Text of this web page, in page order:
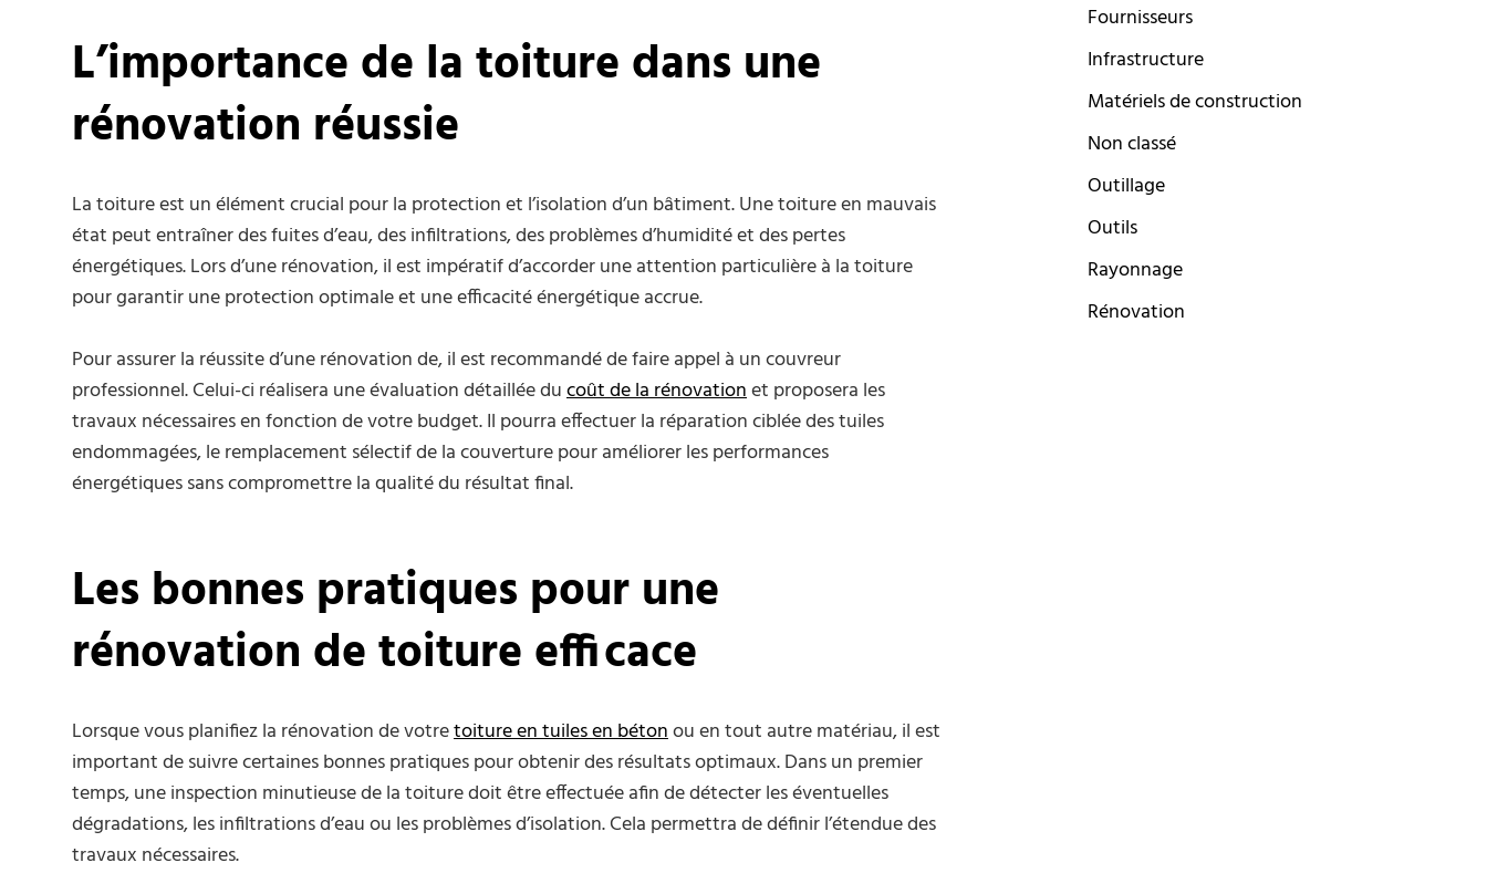
L’importance de la toiture dans une
rénovation réussie
La toiture est un élément crucial pour la protection et l’isolation d’un bâtiment. Une toiture en mauvais
état peut entraîner des fuites d’eau, des infiltrations, des problèmes d’humidité et des pertes
énergétiques. Lors d’une rénovation, il est impératif d’accorder une attention particulière à la toiture
pour garantir une protection optimale et une efficacité énergétique accrue.
Pour assurer la réussite d’une rénovation de, il est recommandé de faire appel à un couvreur
professionnel. Celui-ci réalisera une évaluation détaillée ducoût de la rénovationet proposera les
travaux nécessaires en fonction de votre budget. Il pourra effectuer la réparation ciblée des tuiles
endommagées, le remplacement sélectif de la couverture pour améliorer les performances
énergétiques sans compromettre la qualité du résultat final.
Les bonnes pratiques pour une
rénovation de toiture efficace
Lorsque vous planifiez la rénovation de votretoiture en tuiles en bétonou en tout autre matériau, il est
important de suivre certaines bonnes pratiques pour obtenir des résultats optimaux. Dans un premier
temps, une inspection minutieuse de la toiture doit être effectuée afin de détecter les éventuelles
dégradations, les infiltrations d’eau ou les problèmes d’isolation. Cela permettra de définir l’étendue des
travaux nécessaires.
Fournisseurs
Infrastructure
Matériels de construction
Non classé
Outillage
Outils
Rayonnage
Rénovation